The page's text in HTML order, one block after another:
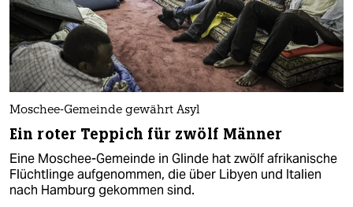
Moschee-Gemeinde gewährt Asyl
Ein roter Teppich für zwölf Männer
Eine Moschee-Gemeinde in Glinde hat zwölf afrikanische
Flüchtlinge aufgenommen, die über Libyen und Italien
nach Hamburg gekommen sind.